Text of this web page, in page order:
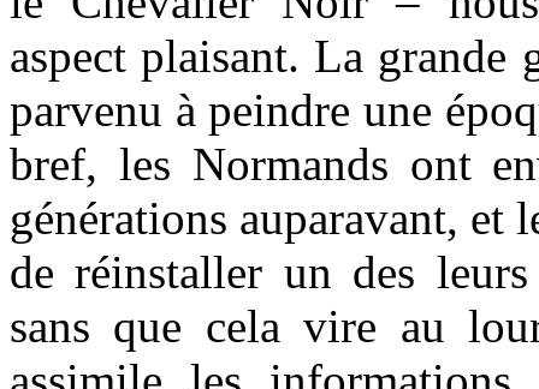
aspect plaisant. La grande
parvenu à peindre une
bref, les Normands ont
générations auparavant, et
de réinstaller un des
sans que cela vire au